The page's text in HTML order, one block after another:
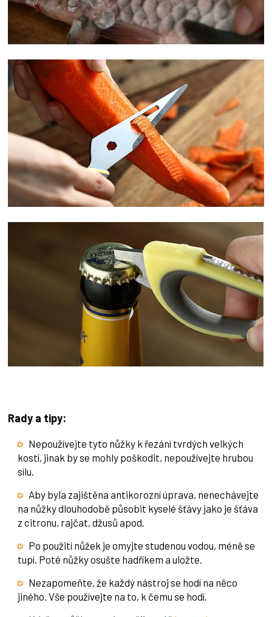
Rady a tipy:
Nepoužívejte tyto nůžky k řezání tvrdých velkých
kostí, jinak by se mohly poškodit, nepoužívejte hrubou
sílu.
Aby byla zajištěna antikorozní úprava, nenechávejte
na nůžky dlouhodobě působit kyselé šťávy jako je šťáva
z citronu, rajčat, džusů apod.
Po použití nůžek je omyjte studenou vodou, méně se
tupí. Poté nůžky osušte hadříkem a uložte.
Nezapomeňte, že každý nástroj se hodí na něco
jiného. Vše používejte na to, k čemu se hodí.